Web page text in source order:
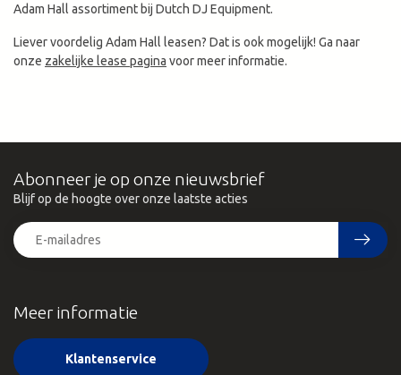
Adam Hall assortiment bij Dutch DJ Equipment.
Liever voordelig Adam Hall leasen? Dat is ook mogelijk! Ga naar
onze zakelijke lease pagina voor meer informatie.
Meer informatie
Klantenservice
Abonneer je op onze nieuwsbrief
Blijf op de hoogte over onze laatste acties